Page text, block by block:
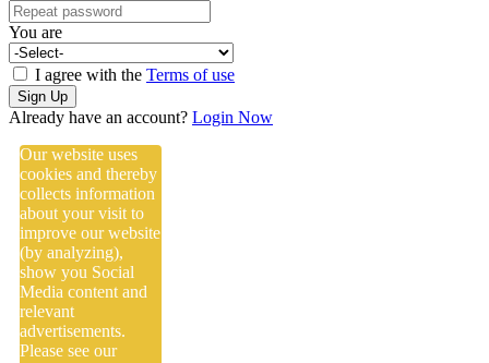
You are
I agree with the Terms of use
Sign Up
Already have an account? Login Now
Our website uses
cookies and thereby
collects information
about your visit to
improve our website
(by analyzing),
show you Social
Media content and
relevant
advertisements.
Please see our